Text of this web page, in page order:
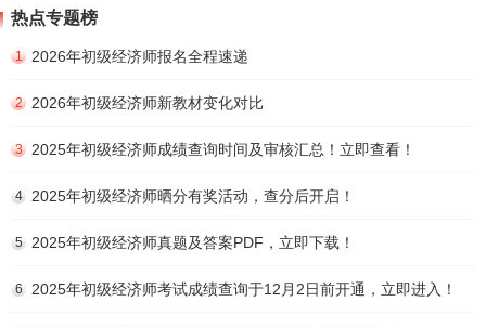
热点专题榜
1 2026年初级经济师报名全程速递
2 2026年初级经济师新教材变化对比
3 2025年初级经济师成绩查询时间及审核汇总！立即查看！
4 2025年初级经济师晒分有奖活动，查分后开启！
5 2025年初级经济师真题及答案PDF，立即下载！
6 2025年初级经济师考试成绩查询于12月2日前开通，立即进入！